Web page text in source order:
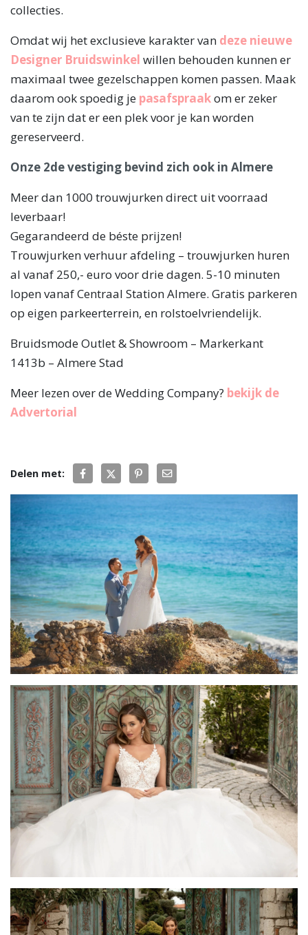
collecties.
Omdat wij het exclusieve karakter van deze nieuwe
Designer Bruidswinkel willen behouden kunnen er
maximaal twee gezelschappen komen passen. Maak
daarom ook spoedig je pasafspraakom er zeker
van te zijn dat er een plek voor je kan worden
gereserveerd.
Onze 2de vestiging bevind zich ook in Almere
Meer dan 1000 trouwjurken direct uit voorraad
leverbaar!
Gegarandeerd de béste prijzen!
Trouwjurken verhuur afdeling – trouwjurken huren
al vanaf 250,- euro voor drie dagen. 5-10 minuten
lopen vanaf Centraal Station Almere. Gratis parkeren
op eigen parkeerterrein, en rolstoelvriendelijk.
Bruidsmode Outlet & Showroom – Markerkant
1413b – Almere Stad
Meer lezen over de Wedding Company? bekijk de
Advertorial
Delen met: